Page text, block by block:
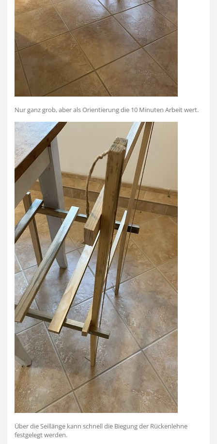
Nur ganz grob, aber als Orientierung die 10 Minuten Arbeit wert.
Über die Seillänge kann schnell die Biegung der Rückenlehne
festgelegt werden.